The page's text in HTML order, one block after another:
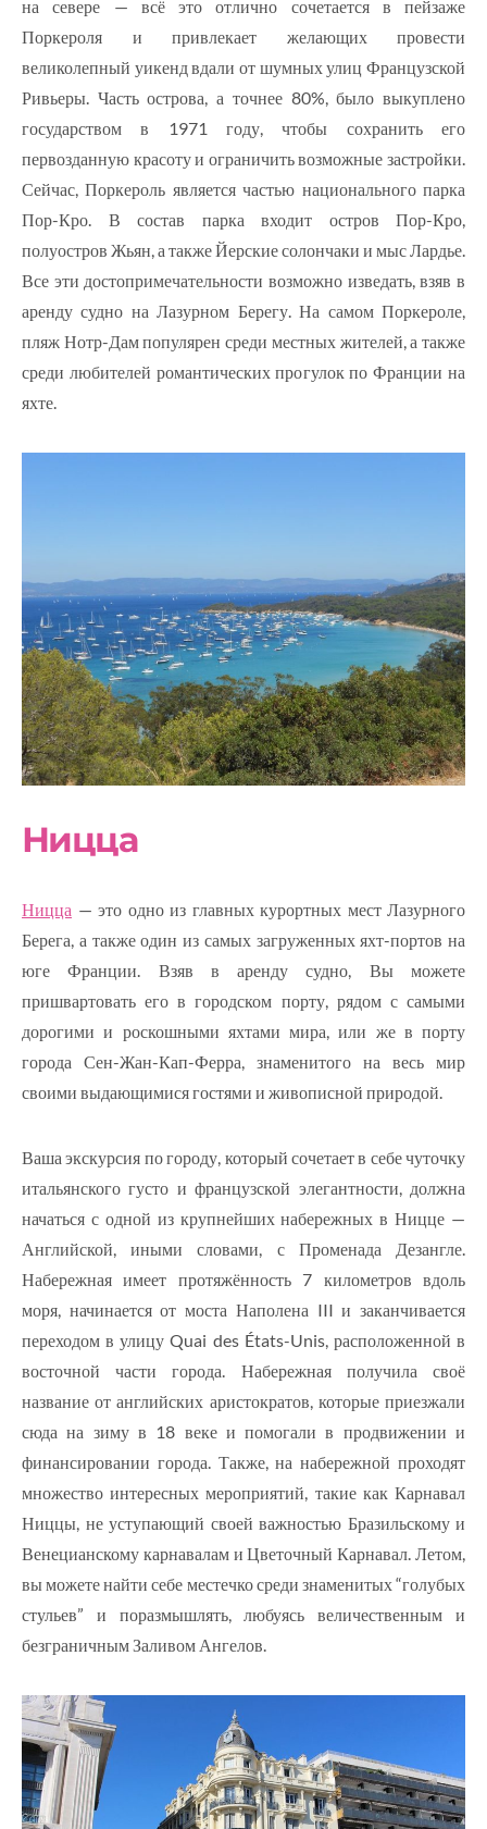
на севере — всё это отлично сочетается в пейзаже
Поркероля и привлекает желающих провести
великолепный уикенд вдали от шумных улиц Французской
Ривьеры. Часть острова, а точнее 80%, было выкуплено
государством в 1971 году, чтобы сохранить его
первозданную красоту и ограничить возможные застройки.
Сейчас, Поркероль является частью национального парка
Пор-Кро. В состав парка входит остров Пор-Кро,
полуостров Жьян, а также Йерские солончаки и мыс Лардье.
Все эти достопримечательности возможно изведать, взяв в
аренду судно на Лазурном Берегу. На самом Поркероле,
пляж Нотр-Дам популярен среди местных жителей, а также
среди любителей романтических прогулок по Франции на
яхте.
Ницца
Ницца — это одно из главных курортных мест Лазурного
Берега, а также один из самых загруженных яхт-портов на
юге Франции. Взяв в аренду судно, Вы можете
пришвартовать его в городском порту, рядом с самыми
дорогими и роскошными яхтами мира, или же в порту
города Сен-Жан-Кап-Ферра, знаменитого на весь мир
своими выдающимися гостями и живописной природой.
Ваша экскурсия по городу, который сочетает в себе чуточку
итальянского густо и французской элегантности, должна
начаться с одной из крупнейших набережных в Ницце —
Английской, иными словами, с Променада Дезангле.
Набережная имеет протяжённость 7 километров вдоль
моря, начинается от моста Наполена III и заканчивается
переходом в улицу Quai des États-Unis, расположенной в
восточной части города. Набережная получила своё
название от английских аристократов, которые приезжали
сюда на зиму в 18 веке и помогали в продвижении и
финансировании города. Также, на набережной проходят
множество интересных мероприятий, такие как Карнавал
Ниццы, не уступающий своей важностью Бразильскому и
Венецианскому карнавалам и Цветочный Карнавал. Летом,
вы можете найти себе местечко среди знаменитых “голубых
стульев” и поразмышлять, любуясь величественным и
безграничным Заливом Ангелов.